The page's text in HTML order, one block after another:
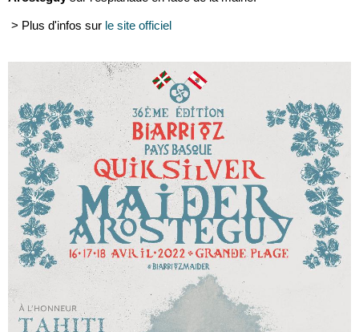
> Plus d'infos sur le site officiel